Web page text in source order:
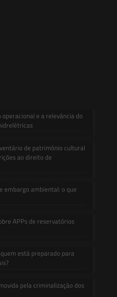
e a relevância do
de patrimônio cultural
ao direito de
embargo ambiental: o que
APPs de reservatórios
está preparado para
pela criminalização dos